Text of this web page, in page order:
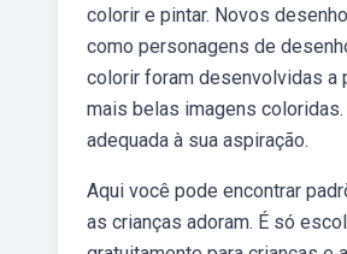
colorir e pintar. Novos
como personagens de
colorir foram desenvolvidas a
mais belas imagens
adequada à sua aspiração.
Aqui você pode encontrar
as crianças adoram. É só